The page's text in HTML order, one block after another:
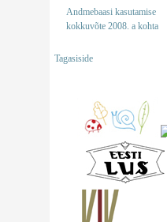
Andmebaasi kasutamise
kokkuvõte 2008. a kohta
Tagasiside